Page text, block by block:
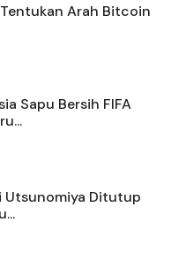
Arah Bitcoin
Sapu Bersih FIFA
Utsunomiya Ditutup